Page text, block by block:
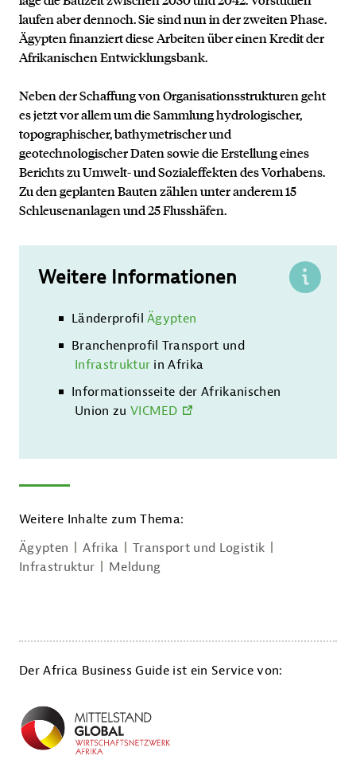
laufen aber dennoch. Sie sind nun in der zweiten Phase.
Ägypten finanziert diese Arbeiten über einen Kredit der
Afrikanischen Entwicklungsbank.
Neben der Schaffung von Organisationsstrukturen geht
es jetzt vor allem um die Sammlung hydrologischer,
topographischer, bathymetrischer und
geotechnologischer Daten sowie die Erstellung eines
Berichts zu Umwelt- und Sozialeffekten des Vorhabens.
Zu den geplanten Bauten zählen unter anderem 15
Schleusenanlagen und 25 Flusshäfen.
Weitere Informationen
LänderprofilÄgypten
Branchenprofil Transport und
Infrastruktur in Afrika
Informationsseite der Afrikanischen
Union zu VICMED
Weitere Inhalte zum Thema:
Ägypten
Afrika
Transport und Logistik
Infrastruktur
Meldung
Der Africa Business Guide ist ein Service von:
Kontakt